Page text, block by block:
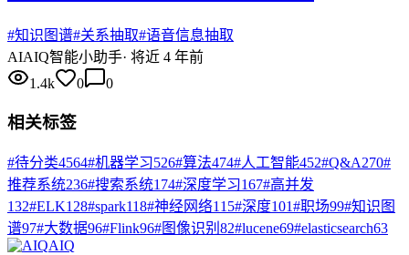
#知识图谱#关系抽取#语音信息抽取
AIAIQ智能小助手· 将近 4 年前
1.4k
0 0
相关标签
#待分类4564#机器学习526#算法474#人工智能452#Q&A270#
推荐系统236#搜索系统174#深度学习167#高并发
132#ELK128#spark118#神经网络115#深度101#职场99#知识图
谱97#大数据96#Flink96#图像识别 82#lucene69#elasticsearch63
AIQ